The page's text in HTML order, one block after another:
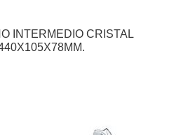
INTERMEDIO CRISTAL